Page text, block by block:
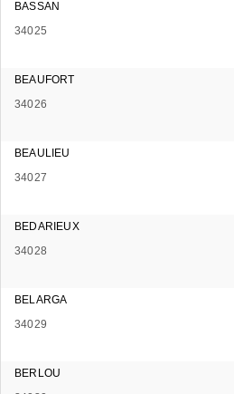
BASSAN
34025
BEAUFORT
34026
BEAULIEU
34027
BEDARIEUX
34028
BELARGA
34029
BERLOU